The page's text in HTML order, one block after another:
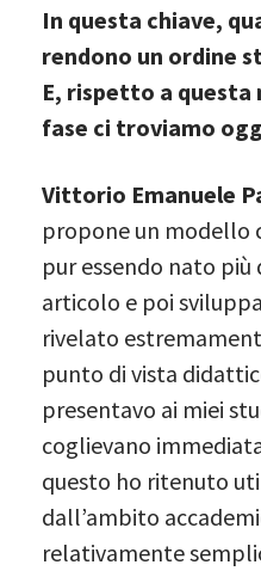
In questa chiave,
rendono un ordine
E, rispetto a
fase ci troviamo
Vittorio Emanuele
propone un modello
pur essendo nato più
articolo e poi
rivelato
punto di vista
presentavo ai miei
coglievano
questo ho ritenuto
dall’ambito
relativamente